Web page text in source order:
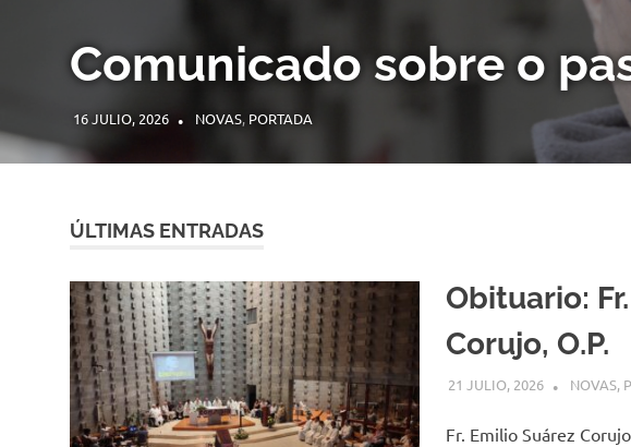
Comunicado sobre o
16 JULIO, 2026 COMUNIDADE
NOVAS, PORTADA
ÚLTIMAS ENTRADAS
Obituario:
Corujo, O.P.
21 JULIO, 2026 NOVAS,
Fr. Emilio Suárez